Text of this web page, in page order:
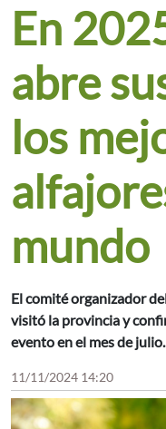
En
abre
los
mundo
El comité organizador
visitó la provincia y
evento en el mes de julio.
11/11/2024 14:20